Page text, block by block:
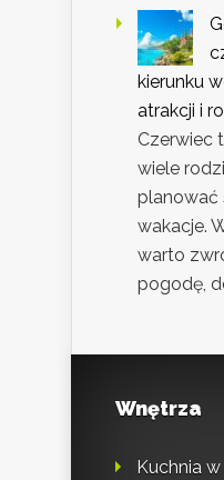
kierunku
atrakcji i
Czerwiec
wiele
planować
wakacje.
warto
pogodę,
Wnętrza
Kuchnia